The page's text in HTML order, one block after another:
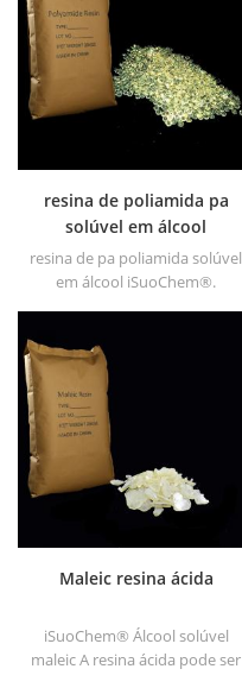
impressão e tinta
anticorrosiva pesada.
resina de poliamida pa
solúvel em álcool
resina de pa poliamida solúvel
em álcool iSuoChem®.
diferentes tipos, como DT610,
DT610A, DT610H e dt6245
Maleic resina ácida
iSuoChem® Álcool solúvel
maleic A resina ácida pode ser